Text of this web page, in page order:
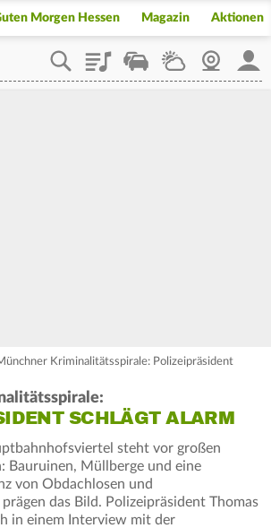
Morgen Hessen Magazin Aktionen
PlaylistStaupilotWetterWebcam
Kriminalitätsspirale: Polizeipräsident
SCHLÄGT ALARM
steht vor großen
Bauruinen, Müllberge und eine
von Obdachlosen und
das Bild. Polizeipräsident Thomas
in einem Interview mit der